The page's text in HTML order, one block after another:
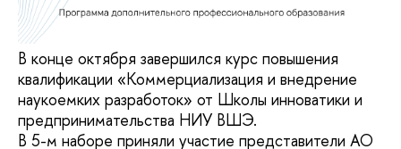
В конце октября завершился курс повышения
квалификации «Коммерциализация и внедрение
наукоемких разработок» от Школы инноватики и
предпринимательства НИУ ВШЭ.
В 5-м наборе приняли участие представители АО